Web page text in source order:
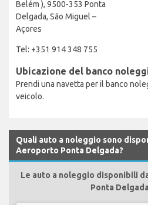
Belém ), 9500-353 Ponta
Delgada, São Miguel –
Açores
Tel: +351 914 348 755
Ubicazione del banco
Prendi una navetta per il banco
veicolo.
Quali auto a noleggio sono
Aeroporto Ponta Delgada?
Le auto a noleggio disponibili
Ponta